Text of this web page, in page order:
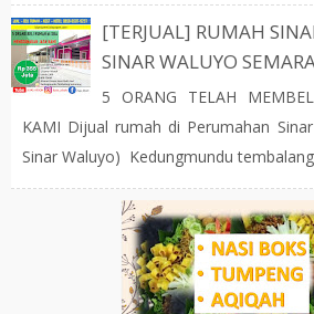
[TERJUAL] RUMAH
SINAR WALUYO
5 ORANG TELAH
KAMI Dijual rumah di Perumahan
Sinar Waluyo) Kedungmundu